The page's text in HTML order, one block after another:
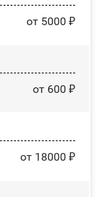
от 5000 ₽
от 600 ₽
от 18000 ₽